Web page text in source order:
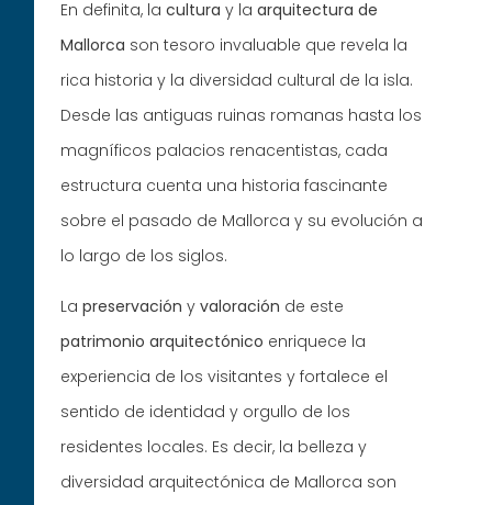
En definita, lacultura y laarquitectura de
Mallorca son tesoro invaluable que revela la
rica historia y la diversidad cultural de la isla.
Desde las antiguas ruinas romanas hasta los
magníficos palacios renacentistas, cada
estructura cuenta una historia fascinante
sobre el pasado de Mallorca y su evolución a
lo largo de los siglos.
Lapreservación yvaloración de este
patrimonio arquitectónico enriquece la
experiencia de los visitantes y fortalece el
sentido de identidad y orgullo de los
residentes locales. Es decir, la belleza y
diversidad arquitectónica de Mallorca son